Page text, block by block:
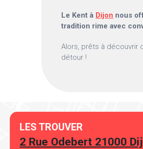
Le Kent à Dijon nous
tradition rime avec
Alors, prêts à découvrir
détour !
LES TROUVER
2 Rue Odebert 21000